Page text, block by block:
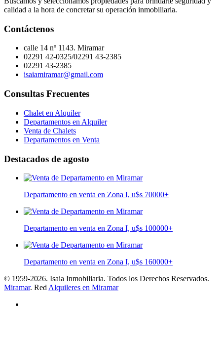
calidad a la hora de concretar su operación inmobiliaria.
Contáctenos
calle 14 nº 1143. Miramar
02291 42-0325/02291 43-2385
02291 43-2385
isaiamiramar@gmail.com
Consultas Frecuentes
Chalet en Alquiler
Departamentos en Alquiler
Venta de Chalets
Departamentos en Venta
Destacados de agosto
Departamento en venta en Zona I, u$s 70000+
Departamento en venta en Zona I, u$s 100000+
Departamento en venta en Zona I, u$s 160000+
© 1959-2026. Isaia Inmobiliaria. Todos los Derechos Reservados.
Miramar. Red Alquileres en Miramar